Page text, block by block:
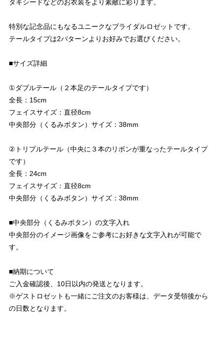
タキシードなどのお衣装をより素敵に彩ります。
特別な記念品にもなるユニークなブライダルロゼットです。
テールタイプは2パターンよりお好みでお選びください。
■サイズ詳細
①ダブルテール（２本足のテールタイプです）
全長：15cm
フェイスサイズ：直径8cm
中央部分（くるみボタン）サイズ：38mm
②トリプルテール（中央に３本のリボンが重なったテールタイプ
です）
全長：24cm
フェイスサイズ：直径8cm
中央部分（くるみボタン）サイズ：38mm
■中央部分（くるみボタン）の文字入れ
中央部分のイメージ画像をご参考にお好きな文字入れが可能で
す。
■納期について
ご入金確認後、10日以内の発送となります。
※ゲストロゼットも一緒にご注文のお客様は、データ受領後から
の日数となります。